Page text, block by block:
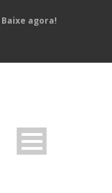
Baixe agora!